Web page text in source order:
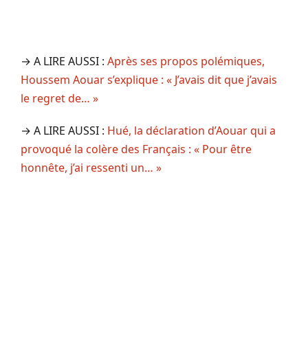
→ A LIRE AUSSI : Après ses propos polémiques,
Houssem Aouar s’explique : « J’avais dit que j’avais
le regret de… »
→ A LIRE AUSSI : Hué, la déclaration d’Aouar qui a
provoqué la colère des Français : « Pour être
honnête, j’ai ressenti un… »